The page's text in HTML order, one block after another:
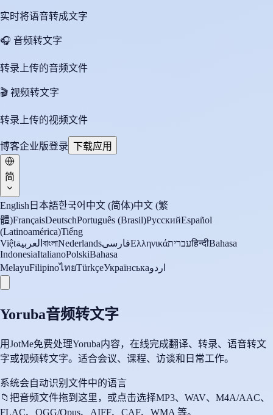
实时将语音转成文字
🎧 音频转文字
转录上传的音频文件
🎬 视频转文字
转录上传的视频文件
博客企业版登录 下载应用
简
English 日本語한국어 中文 (简体)中文 (繁
體)FrançaisDeutschPortuguês (Brasil)РусскийEspañol
(Latinoamérica)Tiếng
Việtالعربية বাংলাNederlandsفارسیΕλληνικάעבריתहिन्दीBahasa
IndonesiaItalianoPolskiBahasa
MelayuFilipinoไทยTürkçeУкраїнськаاردو
Yoruba音频转文字
用JotMe免费处理Yoruba内容，在线完成翻译、转录、语音转文
字或视频转文字。适合会议、课程、访谈和日常工作。
系统会自动识别文件中的语言
📁 把音频文件拖到这里，或点击选择MP3、WAV、M4A/AAC、
FLAC、OGG/Opus、AIFF、CAF、WMA 等。